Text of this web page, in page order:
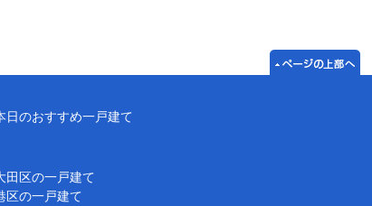
日のおすすめ一戸建て
田区の一戸建て
区の一戸建て